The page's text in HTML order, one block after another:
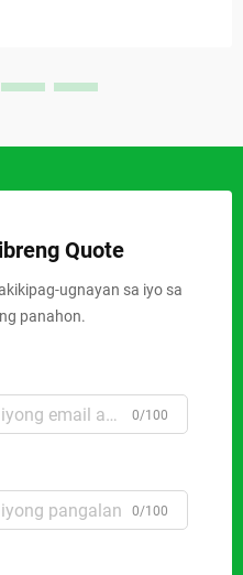
Quote
ugnayan sa iyo sa
panahon.
0/100
0/100